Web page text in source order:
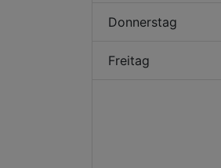
Donnerstag
Freitag